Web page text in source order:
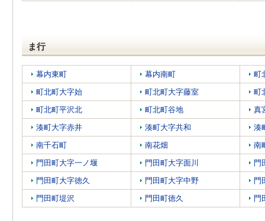
ま行
幕内東町 幕内南町
町
町北町大字始
町北町大字藤室
町
町北町平沢北
町北町谷地
真
湊町大字赤井
湊町大字共和
湊
南千石町
南花畑
南
門田町大字一ノ堰
門田町大字面川
門
門田町大字徳久
門田町大字中野
門
門田町堤沢
門田町徳久 門